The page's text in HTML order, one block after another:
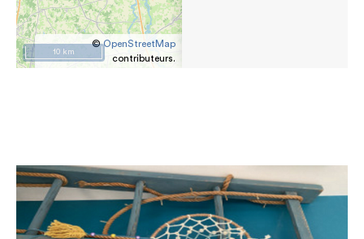
©OpenStreetMap
contributeurs.
10 km